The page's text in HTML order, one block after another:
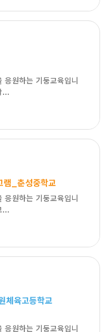
원하는 기둥교육입니
...
램_춘성중학교
원하는 기둥교육입니
...
체육고등학교
원하는 기둥교육입니